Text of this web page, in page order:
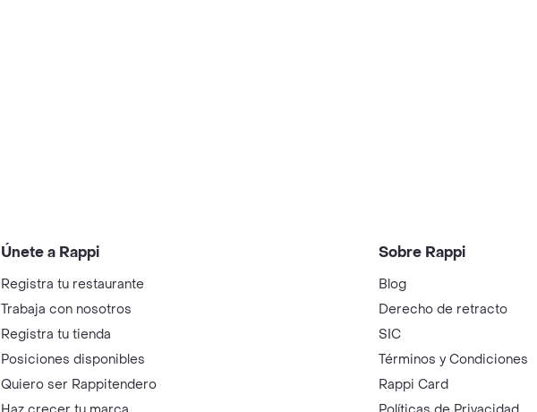
Únete a Rappi
Registra tu restaurante
Trabaja con nosotros
Registra tu tienda
Posiciones disponibles
Quiero ser Rappitendero
Sobre Rappi
Blog
Derecho de retracto
SIC
Términos y Condiciones
Rappi Card